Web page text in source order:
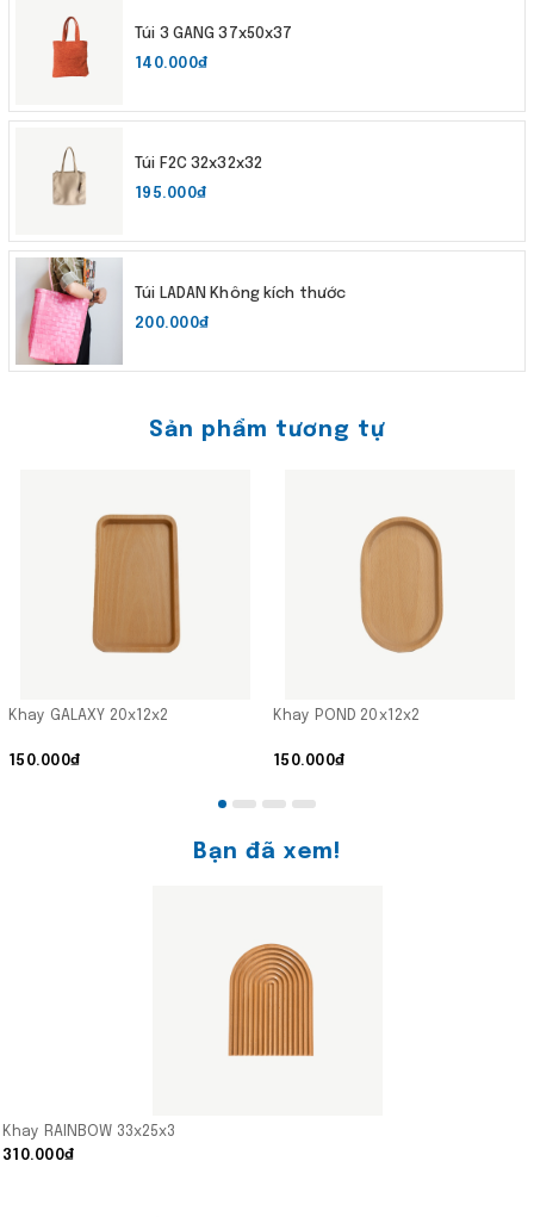
Túi 3 GANG 37x50x37
140.000₫
Túi F2C 32x32x32
195.000₫
Túi LADAN Không kích thước
200.000₫
Sản phẩm tương tự
Khay GALAXY 20x12x2
150.000₫
Khay POND 20x12x2
150.000₫
Bạn đã xem!
Khay RAINBOW 33x25x3
310.000₫